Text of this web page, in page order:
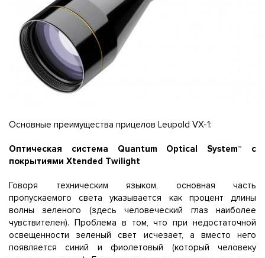
Основные преимущества прицелов Leupold VX-1:
Оптическая система Quantum Optical System™ с
покрытиями Xtended Twilight
Говоря техническим языком, основная часть
пропускаемого света указывается как процент длины
волны зеленого (здесь человеческий глаз наиболее
чувствителен). Проблема в том, что при недостаточной
освещенности зеленый свет исчезает, а вместо него
появляется синий и фиолетовый (который человеку